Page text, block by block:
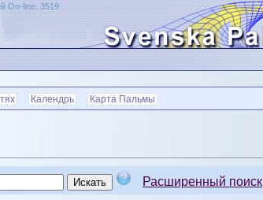
On-line: 3519
Календрь Карта Пальмы
Расширенный поиск